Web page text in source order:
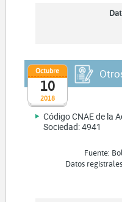
2018
Octubre
10
Código CNAE de la
Sociedad: 4941
Fuente:
Datos